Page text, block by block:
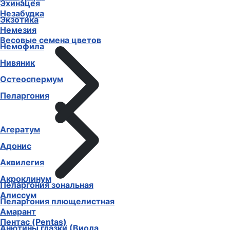
Незабудка
Немезия
Немофила
Нивяник
Остеоспермум
Пеларгония
Пеларгония зональная
Пеларгония плющелистная
Пентас (Pentas)
Эхинацея
Экзотика
Весовые семена цветов
Агератум
Адонис
Аквилегия
Акроклинум
Алиссум
Амарант
Анютины глазки (Виола